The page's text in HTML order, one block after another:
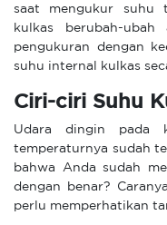
saat mengukur suhu
kulkas berubah-
pengukuran dengan
suhu internal kulkas
Ciri-ciri Suhu
Udara dingin pada
temperaturnya sudah
bahwa Anda sudah
dengan benar?
perlu memperhatikan